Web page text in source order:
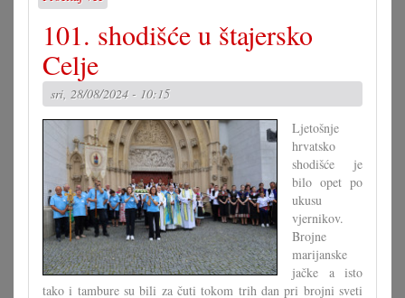
Rekordno
shodišće
u
101. shodišće u štajersko
Celje
sri, 28/08/2024 - 10:15
Ljetošnje
hrvatsko
shodišće je
bilo opet po
ukusu
vjernikov.
Brojne
marijanske
jačke a isto
tako i tambure su bili za čuti tokom trih dan pri brojni sveti